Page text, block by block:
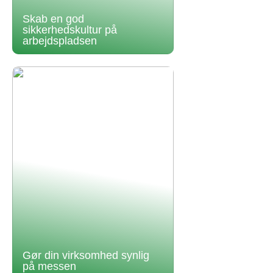
Skab en god
sikkerhedskultur på
arbejdspladsen
Gør din virksomhed synlig
på messen